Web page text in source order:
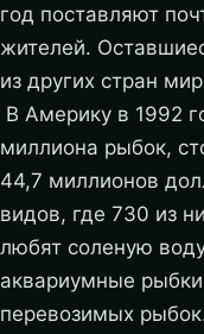
год поставляют
жителей.
из других стран
В Америку в 1992
миллиона рыбок,
44,7 миллионов
видов, где 730 из
любят соленую
аквариумные
перевозимых